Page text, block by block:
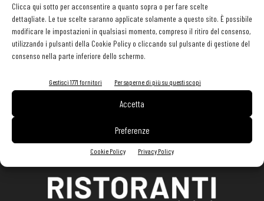
Clicca qui sotto per acconsentire a quanto sopra o per fare scelte
dettagliate. Le tue scelte saranno applicate solamente a questo sito. È possibile
modificare le impostazioni in qualsiasi momento, compreso il ritiro del consenso,
utilizzando i pulsanti della Cookie Policy o cliccando sul pulsante di gestione del
consenso nella parte inferiore dello schermo.
Gestisci 1771 fornitori Per saperne di più su questi scopi
Accetta
Preferenze
Cookie Policy Privacy Policy